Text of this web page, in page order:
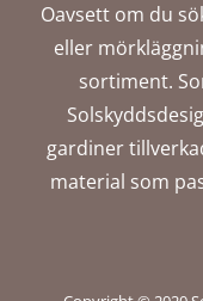
Oavsett om du
eller
sortiment.
gardiner
material som